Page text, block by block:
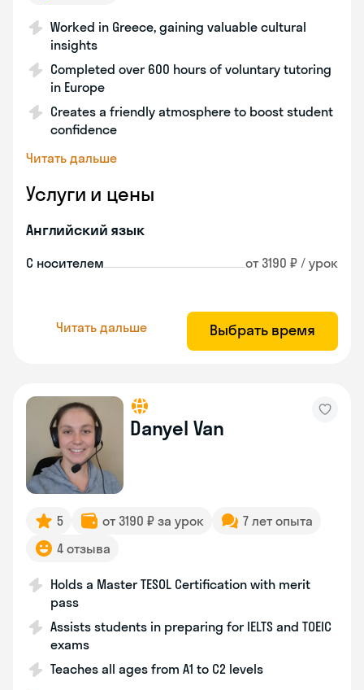
Worked in Greece, gaining valuable cultural
insights
Completed over 600 hours of voluntary tutoring
in Europe
Creates a friendly atmosphere to boost student
confidence
Читать дальше
Услуги и цены
Английский язык
С носителем от 3190 ₽ / урок
Читать дальше Выбрать время
Danyel Van
5 от 3190 ₽ за урок
7 лет опыта
4 отзыва
Holds a Master TESOL Certification with merit
pass
Assists students in preparing for IELTS and TOEIC
exams
Teaches all ages from A1 to C2 levels